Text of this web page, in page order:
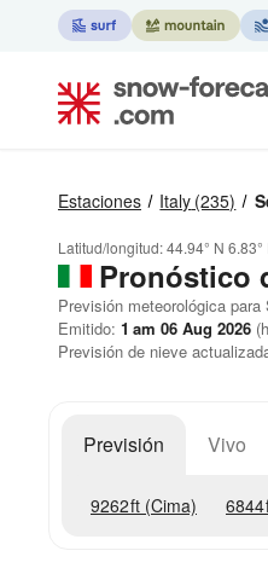
Estaciones Italy (235)
Latitud/longitud:44.94° N 6.83°
Pronóstico
Previsión meteorológica
Emitido: 1 am 06 Aug 2026
Previsión de nieve
Previsión Vivo
9262ft (Cima) 6844